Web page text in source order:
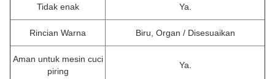
Tidak enak Ya.
Rincian Warna Biru, Organ / Disesuaikan
Aman untuk mesin cuci
piring
Ya.